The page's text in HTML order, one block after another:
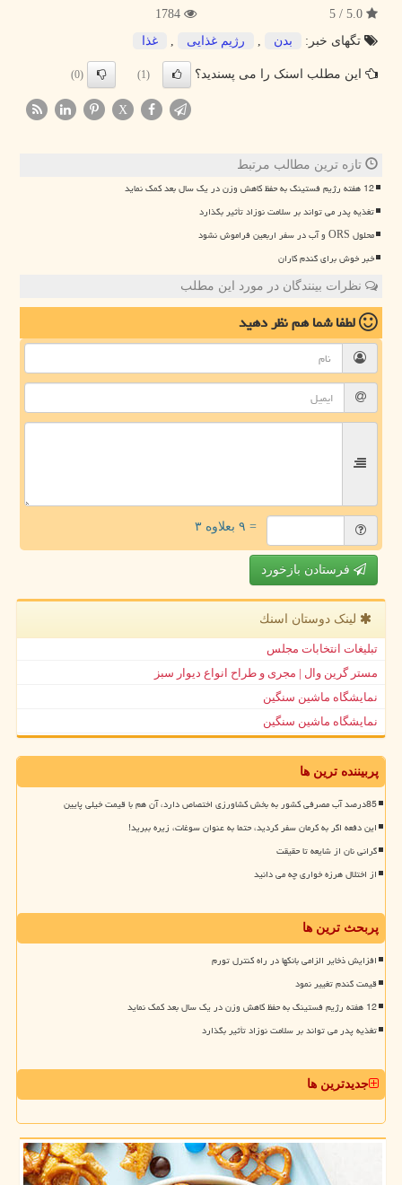
تگهای خبر:
بدن , رژیم غذایی , غذا
این مطلب اسنک را می پسندید؟ (1)
(0)
X
تازه ترین مطالب مرتبط
12 هفته رژیم فستینگ به حفظ کاهش وزن در یک سال بعد کمک نماید
تغذیه پدر می تواند بر سلامت نوزاد تأثیر بگذارد
محلول ORS و آب در سفر اربعین فراموش نشود
خبر خوش برای گندم کاران
نظرات بینندگان در مورد این مطلب
لطفا شما همنظر دهید
= ۹ بعلاوه ۳
فرستادن بازخورد
لینک دوستان اسنك
تبلیغات انتخابات مجلس
مستر گرین وال | مجری و طراح انواع دیوار سبز
نمایشگاه ماشین سنگین
نمایشگاه ماشین سنگین
پربیننده ترین ها
85درصد آب مصرفی کشور به بخش کشاورزی اختصاص دارد، آن هم با قیمت خیلی پایین
این دفعه اگر به کرمان سفر کردید، حتما به عنوان سوغات، زیره ببرید!
گرانی نان از شایعه تا حقیقت
از اختلال هرزه خواری چه می دانید
پربحث ترین ها
افزایش ذخایر الزامی بانکها در راه کنترل تورم
قیمت گندم تغییر نمود
12 هفته رژیم فستینگ به حفظ کاهش وزن در یک سال بعد کمک نماید
تغذیه پدر می تواند بر سلامت نوزاد تأثیر بگذارد
جدیدترین ها